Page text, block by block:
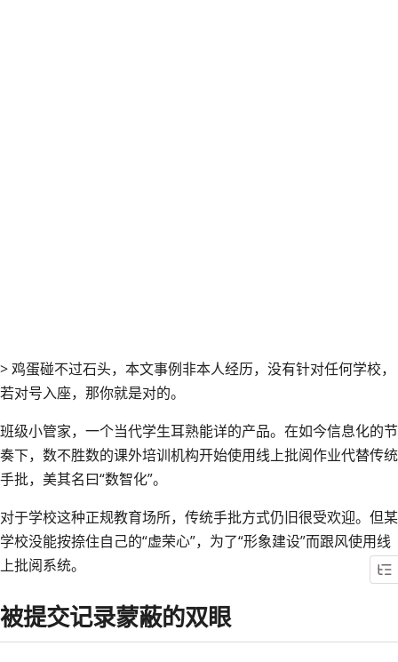
2025 年 10 月 11 日 生活学校, 议论https://image.luming.cool/
> 鸡蛋碰不过石头，本文事例非本人经历，没有针对任何学校，
若对号入座，那你就是对的。
班级小管家，一个当代学生耳熟能详的产品。在如今信息化的节
奏下，数不胜数的课外培训机构开始使用线上批阅作业代替传统
手批，美其名曰“数智化”。
对于学校这种正规教育场所，传统手批方式仍旧很受欢迎。但某
学校没能按捺住自己的“虚荣心”，为了“形象建设”而跟风使用线
上批阅系统。
被提交记录蒙蔽的双眼